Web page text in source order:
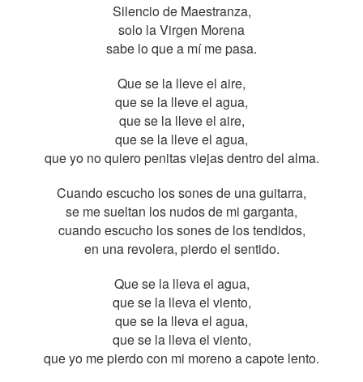
Silencio de Maestranza,
solo la Virgen Morena
sabe lo que a mí me pasa.
Que se la lleve el aire,
que se la lleve el agua,
que se la lleve el aire,
que se la lleve el agua,
que yo no quiero penitas viejas dentro del alma.
Cuando escucho los sones de una guitarra,
se me sueltan los nudos de mi garganta,
cuando escucho los sones de los tendidos,
en una revolera, pierdo el sentido.
Que se la lleva el agua,
que se la lleva el viento,
que se la lleva el agua,
que se la lleva el viento,
que yo me pierdo con mi moreno a capote lento.